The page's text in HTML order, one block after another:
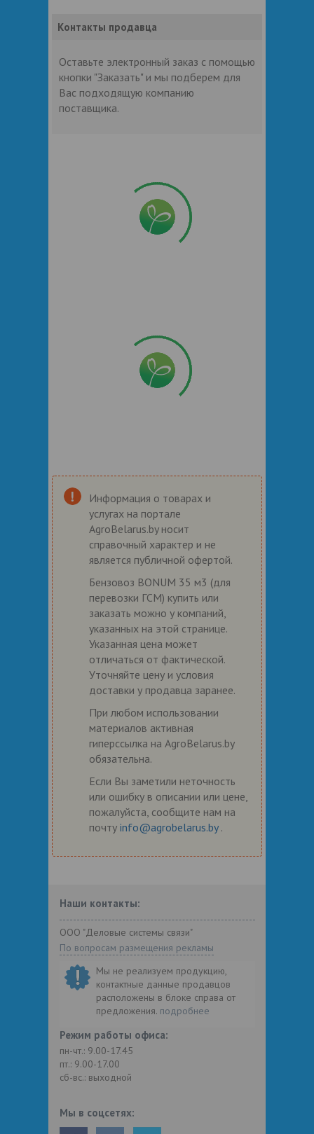
Контакты продавца
Оставьте электронный заказ с помощью
кнопки "Заказать" и мы подберем для
Вас подходящую компанию
поставщика.
Информация о товарах и
услугах на портале
AgroBelarus.by носит
справочный характер и не
является публичной офертой.
Бензовоз BONUM 35 м3 (для
перевозки ГСМ) купить или
заказать можно у компаний,
указанных на этой странице.
Указанная цена может
отличаться от фактической.
Уточняйте цену и условия
доставки у продавца заранее.
При любом использовании
материалов активная
гиперссылка на AgroBelarus.by
обязательна.
Если Вы заметили неточность
или ошибку в описании или цене,
пожалуйста, сообщите нам на
почту info@agrobelarus.by .
Наши контакты:
ООО "Деловые системы связи"
По вопросам размещения рекламы
Мы не реализуем продукцию,
контактные данные продавцов
расположены в блоке справа от
предложения. подробнее
Режим работы офиса:
пн-чт.: 9.00-17.45
пт.: 9.00-17.00
сб-вс.: выходной
Мы в соцсетях: